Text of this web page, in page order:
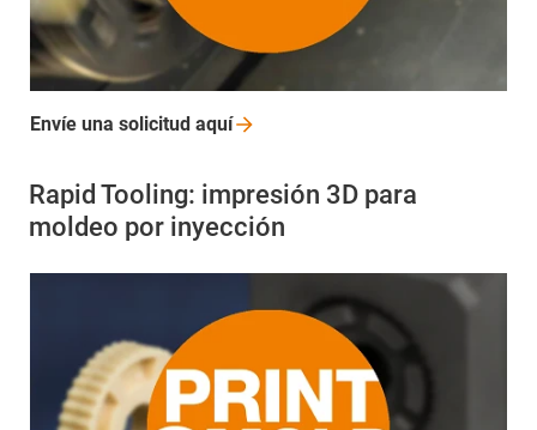
Envíe una solicitud aquí
Rapid Tooling: impresión 3D para
moldeo por inyección